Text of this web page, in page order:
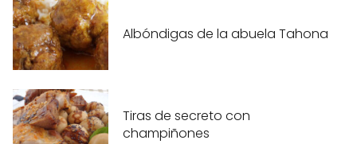
Albóndigas de la abuela Tahona
Tiras de secreto con
champiñones